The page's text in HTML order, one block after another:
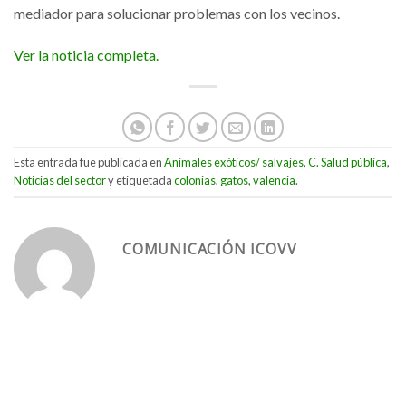
mediador para solucionar problemas con los vecinos.
Ver la noticia completa.
Esta entrada fue publicada enAnimales exóticos/ salvajes,C. Salud pública,
Noticias del sectory etiquetadacolonias, gatos,valencia.
COMUNICACIÓN ICOVV